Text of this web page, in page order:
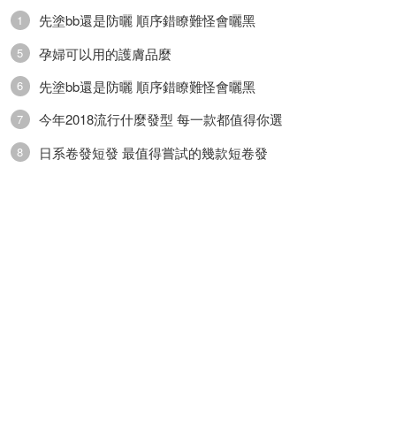
1 先塗bb還是防曬 順序錯瞭難怪會曬黑
5 孕婦可以用的護膚品麼
6 先塗bb還是防曬 順序錯瞭難怪會曬黑
7 今年2018流行什麼發型 每一款都值得你選
8 日系卷發短發 最值得嘗試的幾款短卷發